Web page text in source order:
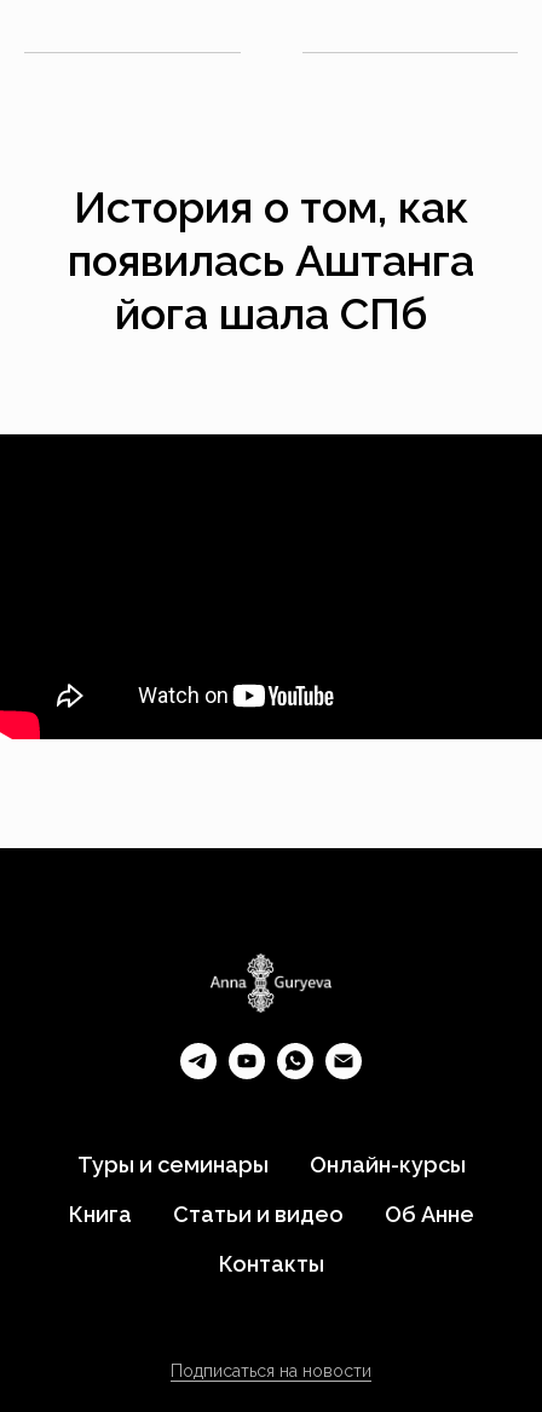
История о том, как
появилась Аштанга
йога шала СПб
Туры и семинары
Онлайн-курсы
Книга
Статьи и видео
Об Анне
Контакты
Подписаться на новости